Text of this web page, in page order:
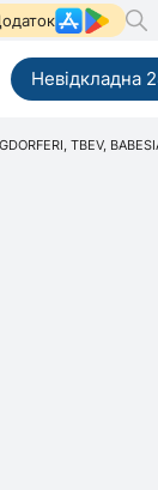
Невідкладна
TBEV,